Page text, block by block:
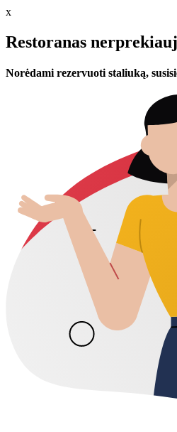
x
Restoranas
Norėdami rezervuoti staliuką,